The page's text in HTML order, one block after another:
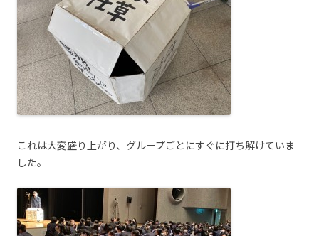
これは大変盛り上がり、グループごとにすぐに打ち解けていま
した。